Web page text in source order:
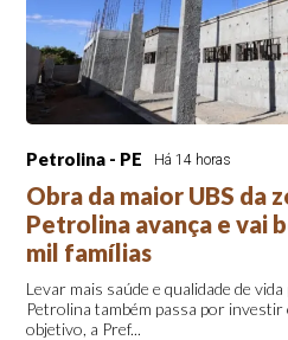
Petrolina - PE Há 14 horas
Obra da maior UBS da
Petrolina avança e vai
mil famílias
Levar mais saúde e qualidade de
Petrolina também passa por
objetivo, a Pref...